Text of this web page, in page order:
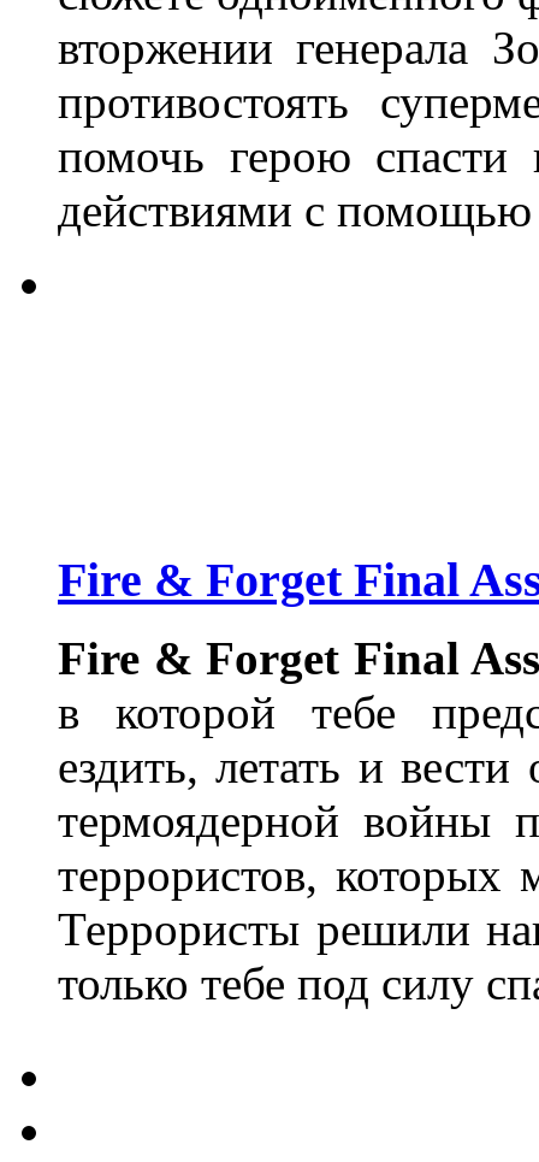
вторжении генерала
противостоять
помочь герою спасти
действиями с
Fire & Forget Final
Fire & Forget Final
в которой тебе
ездить, летать и
термоядерной войны
террористов, которых
Террористы решили
только тебе под силу